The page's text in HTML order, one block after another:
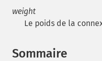
weight
Le poids de la
Sommaire